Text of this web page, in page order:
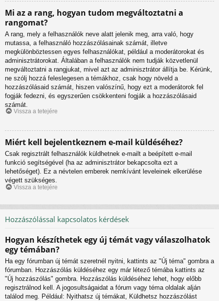
Mi az a rang, hogyan tudom megváltoztatni a
rangomat?
A rang, mely a felhasználók neve alatt jelenik meg, arra való, hogy
mutassa, a felhasználó hozzászólásainak számát, illetve
megkülönböztessen egyes felhasználókat, például a moderátorokat és
adminisztrátorokat. Általában a felhasználók nem tudják közvetlenül
megváltoztatni a rangjukat, mivel azt az adminisztrátor állítja be. Kérünk,
ne szólj hozzá feleslegesen a témákhoz, csak hogy növeld a
hozzászólásaid számát, hiszen valószínű, hogy ezt a moderátorok fel
fogják fedezni, és egyszerűen csökkenteni fogják a hozzászólásaid
számát.
Vissza a tetejére
Miért kell bejelentkeznem e-mail küldéséhez?
Csak regisztrált felhasználók küldhetnek e-mailt a beépített e-mail
funkció segítségével (ha az adminisztrátor bekapcsolta ezt a
lehetőséget). Ez a névtelen emberek nemkívánt leveleinek elkerülése
végett szükséges.
Vissza a tetejére
Hozzászólással kapcsolatos kérdések
Hogyan készíthetek egy új témát vagy válaszolhatok
egy témában?
Ha egy fórumban új témát szeretnél nyitni, kattints az "Új téma" gombra a
fórumban. Hozzászólás küldéséhez egy már létező témába kattints az
"Új hozzászólás" gombra. Hozzászólás küldéséhez lehet, hogy előbb
regisztrálnod kell. A jogosultságaidat a fórum vagy téma oldalak alján
találod meg. Például: Nyithatsz új témákat, Küldhetsz hozzászólást